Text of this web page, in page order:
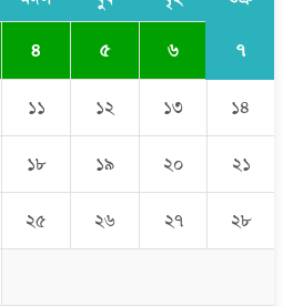
৪ ৫ ৬ ৭
১১ ১২ ১৩ ১৪
১৮ ১৯ ২০ ২১
২৫ ২৬ ২৭ ২৮